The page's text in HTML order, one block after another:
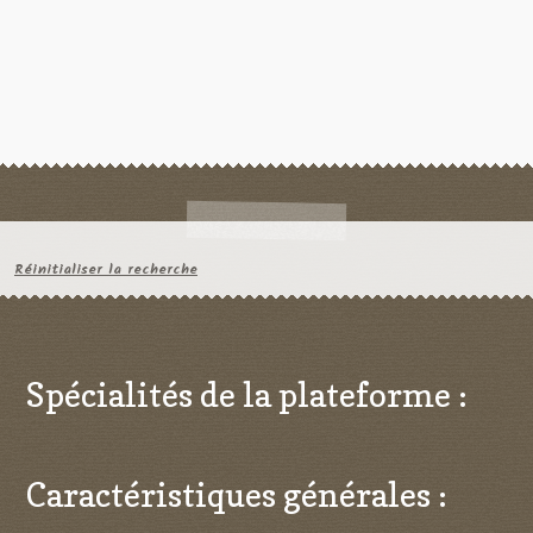
Réinitialiser la recherche
Spécialités de la plateforme :
Caractéristiques générales :